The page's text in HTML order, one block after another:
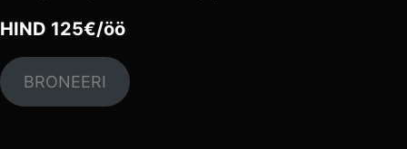
HIND 125€/öö
BRONEERI